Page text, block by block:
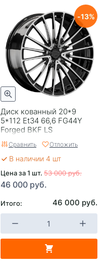
36
66,6
9,5
BMW
Литые
Серый с полировкой
Легковые
Китай
Replay
Диск кованный 20*9
5*112 Et34 66,6 FG44Y
Forged BKF LS
13
Сравнить Отложить
В наличии 4 шт
Цена за 1 шт. 53 000 руб.
46 000 руб.
Итого: 46 000 руб.